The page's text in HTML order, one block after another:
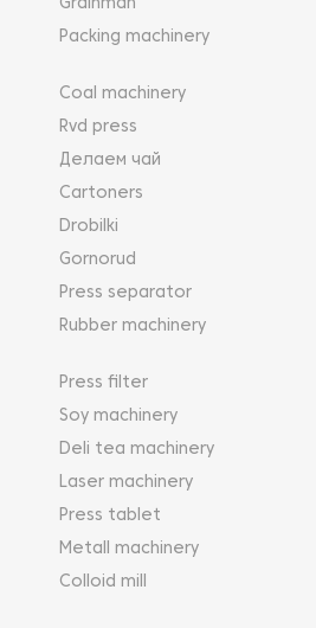
Grainman
Packing machinery
Coal machinery
Rvd press
Делаем чай
Cartoners
Drobilki
Gornorud
Press separator
Rubber machinery
Press filter
Soy machinery
Deli tea machinery
Laser machinery
Press tablet
Metall machinery
Colloid mill